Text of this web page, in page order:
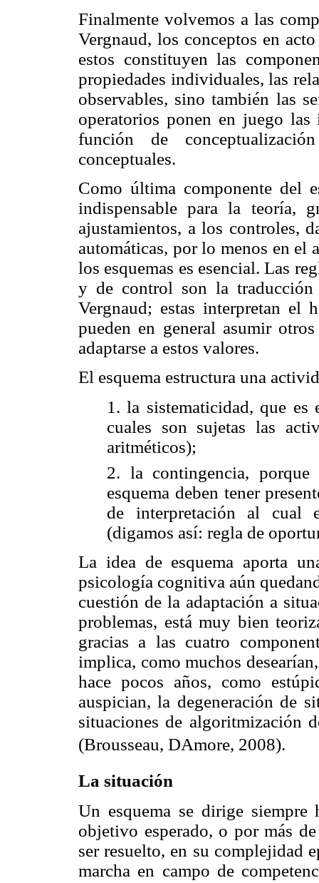
Finalmente volvemos a las
Vergnaud, los conceptos en
estos constituyen las
propiedades individuales, las
observables, sino también las
operatorios ponen en juego
función de
conceptuales.
Como última componente del
indispensable para la teoría,
ajustamientos, a los controles,
automáticas, por lo menos en el
los esquemas es esencial. Las
y de control son la traducción
Vergnaud; estas interpretan el
pueden en general asumir
adaptarse a estos valores.
El esquema estructura una
1. la sistematicidad, que es
cuales son sujetas las
aritméticos);
2. la contingencia,
esquema deben tener
de interpretación al cual
(digamos así: regla de
La idea de esquema aporta
psicología cognitiva aún
cuestión de la adaptación a
problemas, está muy bien
gracias a las cuatro
implica, como muchos
hace pocos años, como
auspician, la degeneración de
situaciones de algoritmización
(Brousseau, DAmore, 2008).
La situación
Un esquema se dirige siempre
objetivo esperado, o por más
ser resuelto, en su complejidad
marcha en campo de